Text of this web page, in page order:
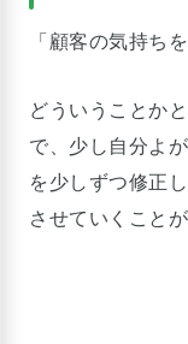
「顧客の気持ち
どういうことか
で、少し自分よ
を少しずつ修正
させていくこと